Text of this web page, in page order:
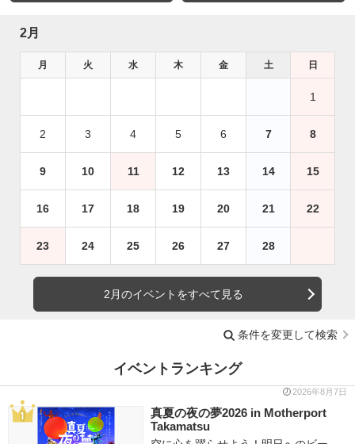
2月
月 火 水 木 金 土 日
1
2 3 4 5 6 7 8
9 10 11 12 13 14 15
16 17 18 19 20 21 22
23 24 25 26 27 28
2月のイベントをすべて見る
条件を変更して検索
イベントランキング
2026年8月7日
真夏の夜の夢2026 in Motherport
Takamatsu